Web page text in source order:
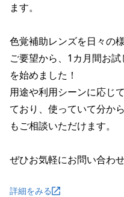
ます。
色覚補助レンズを日々の
ご要望から、1カ月間お
を始めました！
用途や利用シーンに応じ
ており、使っていて分か
もご相談いただけます。
ぜひお気軽にお問い合わ
詳細をみる